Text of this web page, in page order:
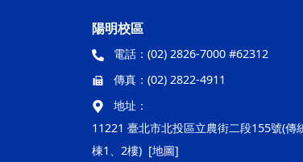
陽明校區
電話： (02) 2826-7000 #62312
傳真： (02) 2822-4911
地址：
11221 臺北市北投區立農街二段155號(傳
棟1、2樓) [地圖]